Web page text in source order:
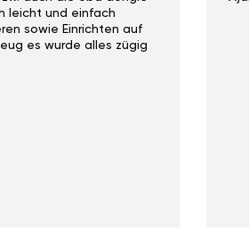
leicht und einfach
sowie Einrichten auf
es wurde alles zügig